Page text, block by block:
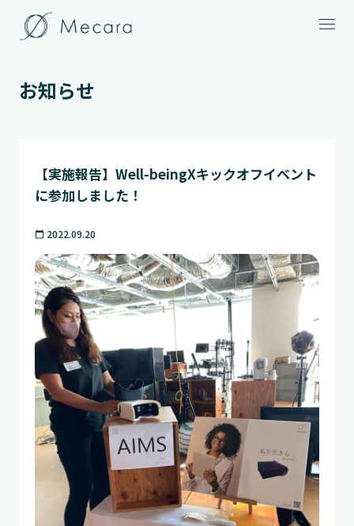
お知らせ
【実施報告】Well-beingXキックオフイベント
に参加しました！
calendar_today 2022.09.20